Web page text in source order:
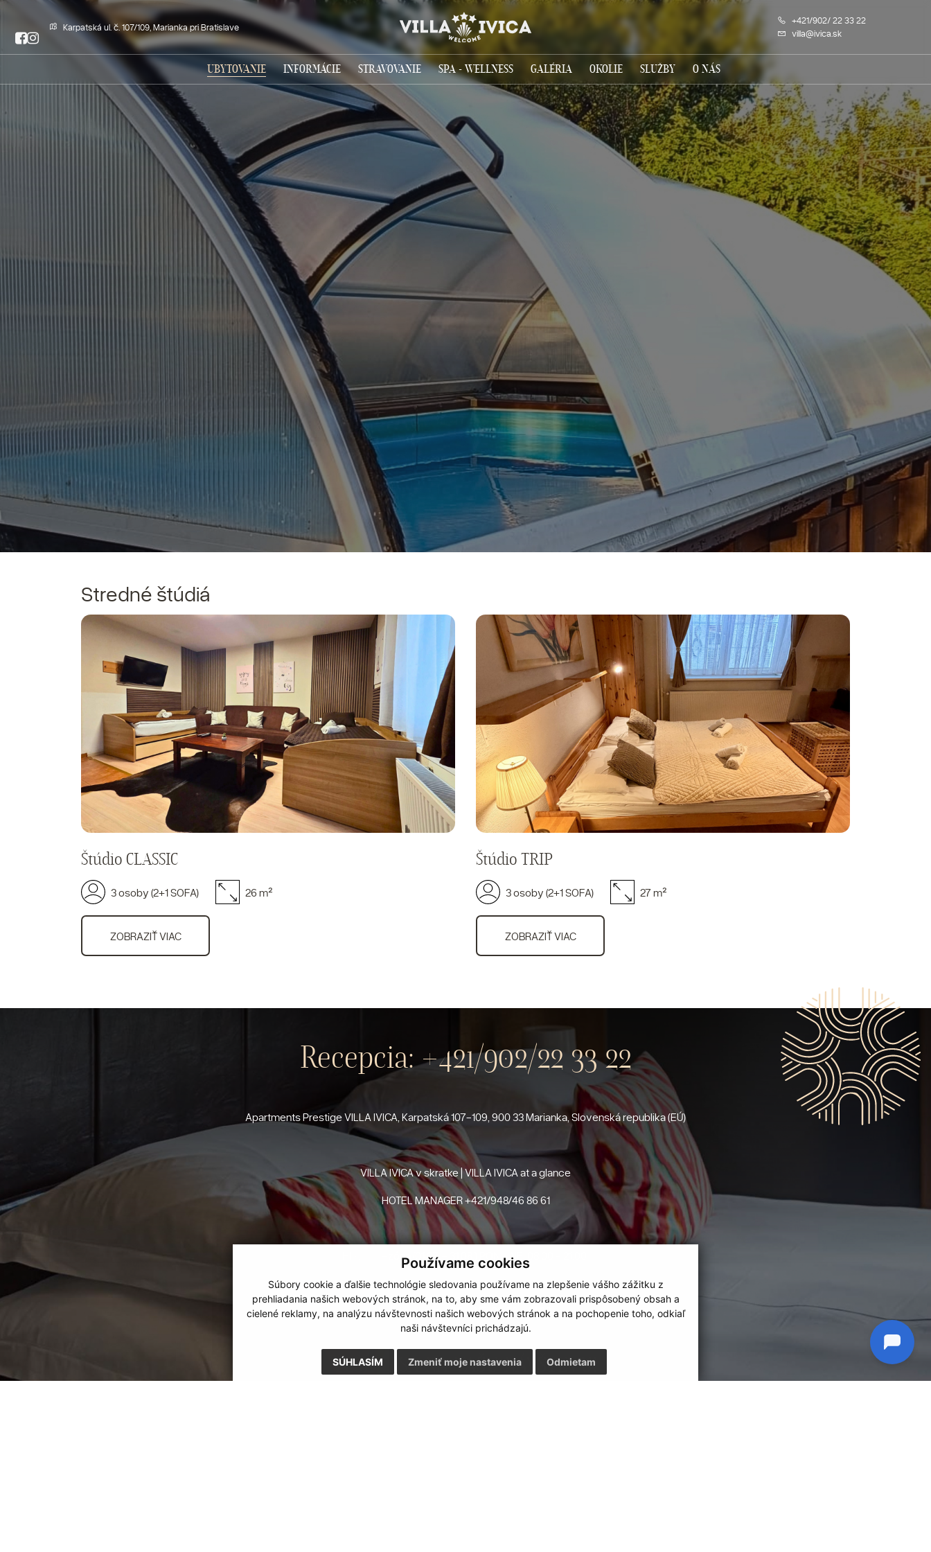
Používame cookies
Súbory cookie a ďalšie technológie sledovania používame na zlepšenie vášho zážitku z
prehliadania našich webových stránok, na to, aby sme vám zobrazovali prispôsobený obsah a
cielené reklamy, na analýzu návštevnosti našich webových stránok a na pochopenie toho, odkiaľ
naši návštevníci prichádzajú.
SÚHLASÍM Odmietam
Zmeniť moje nastavenia
Karpatská ul. č. 107/109, Marianka pri Bratislave
+421/902/ 22 33 22
villa@ivica.sk
UBYTOVANIE INFORMÁCIE STRAVOVANIE SPA - WELLNESS GALÉRIA OKOLIE SLUŽBY O NÁS
Stredné štúdiá
Štúdio CLASSIC
3 osoby (2+1 SOFA) 26 m²
ZOBRAZIŤ VIAC
Štúdio TRIP
3 osoby (2+1 SOFA) 27 m²
ZOBRAZIŤ VIAC
Recepcia:+421/902/22 33 22
Apartments Prestige VILLA IVICA, Karpatská 107-109, 900 33 Marianka, Slovenská republika (EÚ)
VILLA IVICA v skratke | VILLA IVICA at a glance
HOTEL MANAGER+421/948/46 86 61
Hlavná sezóna (01.07. - 31.08.) PON - NE: 08.00 - 21.00
Mimo sezóna (01.09. - 31.05.) PON - PIA: 14.00 - 21.00
Každý víkend / SO - NE: 09.00 - 21.00
TEŠÍME SA NA VAŠU NÁVŠTEVU!